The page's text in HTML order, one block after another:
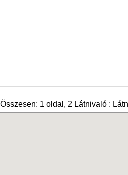
Összesen: 1 oldal, 2 Látnivaló :